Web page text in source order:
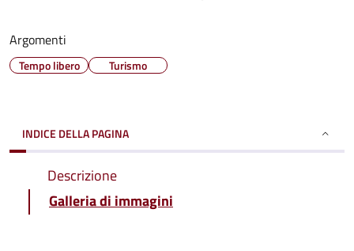
Argomenti
Tempo libero Turismo
INDICE DELLA PAGINA
Descrizione
Galleria di immagini